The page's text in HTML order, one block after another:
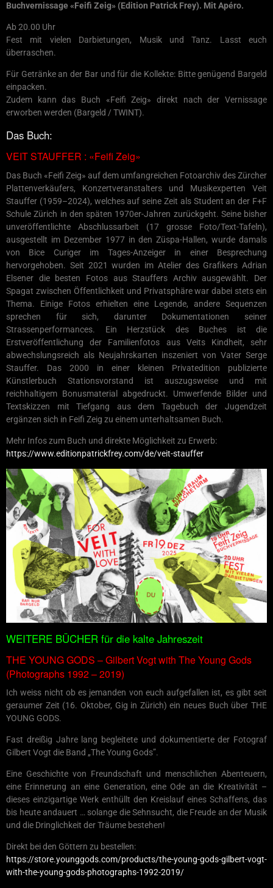
Buchvernissage «Feifi Zeig» (Edition Patrick Frey). Mit Apéro.
Ab 20.00 Uhr
Fest mit vielen Darbietungen, Musik und Tanz. Lasst euch
überraschen.
Für Getränke an der Bar und für die Kollekte: Bitte genügend Bargeld
einpacken.
Zudem kann das Buch «Feifi Zeig» direkt nach der Vernissage
erworben werden (Bargeld / TWINT).
Das Buch:
VEIT STAUFFER : «Feifi Zeig»
Das Buch «Feifi Zeig» auf dem umfangreichen Fotoarchiv des Zürcher
Plattenverkäufers, Konzertveranstalters und Musikexperten Veit
Stauffer (1959–2024), welches auf seine Zeit als Student an der F+F
Schule Zürich in den späten 1970er-Jahren zurückgeht. Seine bisher
unveröffentlichte Abschlussarbeit (17 grosse Foto/Text-Tafeln),
ausgestellt im Dezember 1977 in den Züspa-Hallen, wurde damals
von Bice Curiger im Tages-Anzeiger in einer Besprechung
hervorgehoben. Seit 2021 wurden im Atelier des Grafikers Adrian
Elsener die besten Fotos aus Stauffers Archiv ausgewählt. Der
Spagat zwischen Öffentlichkeit und Privatsphäre war dabei stets ein
Thema. Einige Fotos erhielten eine Legende, andere Sequenzen
sprechen für sich, darunter Dokumentationen seiner
Strassenperformances. Ein Herzstück des Buches ist die
Erstveröffentlichung der Familienfotos aus Veits Kindheit, sehr
abwechslungsreich als Neujahrskarten inszeniert von Vater Serge
Stauffer. Das 2000 in einer kleinen Privatedition publizierte
Künstlerbuch Stationsvorstand ist auszugsweise und mit
reichhaltigem Bonusmaterial abgedruckt. Umwerfende Bilder und
Textskizzen mit Tiefgang aus dem Tagebuch der Jugendzeit
ergänzen sich in Feifi Zeig zu einem unterhaltsamen Buch.
Mehr Infos zum Buch und direkte Möglichkeit zu Erwerb:
https://www.editionpatrickfrey.com/de/veit-stauffer
WEITERE BÜCHER für die kalte Jahreszeit
THE YOUNG GODS – Gilbert Vogt with The Young Gods
(Photographs 1992 – 2019)
Ich weiss nicht ob es jemanden von euch aufgefallen ist, es gibt seit
geraumer Zeit (16. Oktober, Gig in Zürich) ein neues Buch über THE
YOUNG GODS.
Fast dreißig Jahre lang begleitete und dokumentierte der Fotograf
Gilbert Vogt die Band „The Young Gods”.
Eine Geschichte von Freundschaft und menschlichen Abenteuern,
eine Erinnerung an eine Generation, eine Ode an die Kreativität –
dieses einzigartige Werk enthüllt den Kreislauf eines Schaffens, das
bis heute andauert … solange die Sehnsucht, die Freude an der Musik
und die Dringlichkeit der Träume bestehen!
Direkt bei den Göttern zu bestellen:
https://store.younggods.com/products/the-young-gods-gilbert-vogt-
with-the-young-gods-photographs-1992-2019/